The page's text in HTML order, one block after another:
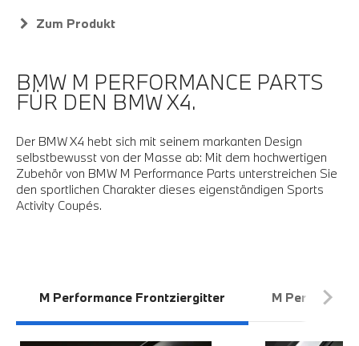
Zum Produkt
BMW M PERFORMANCE PARTS
FÜR DEN BMW X4.
Der BMW X4 hebt sich mit seinem markanten Design
selbstbewusst von der Masse ab: Mit dem hochwertigen
Zubehör von BMW M Performance Parts unterstreichen Sie
den sportlichen Charakter dieses eigenständigen Sports
Activity Coupés.
M Performance Frontziergitter M